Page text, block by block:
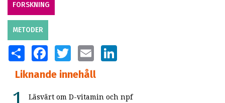
FORSKNING
METODER
SHARE FACEBOOKTWITTER EMAIL
Liknande innehåll
Läsvärt om D-vitamin och npf